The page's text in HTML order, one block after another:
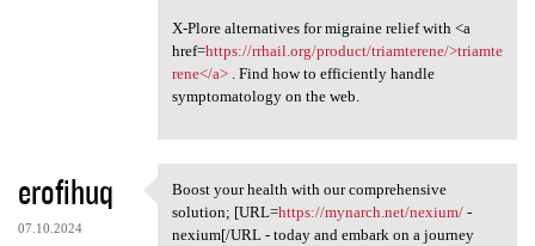
X-Plore alternatives for migraine relief with <a
href=https://rrhail.org/product/triamterene/>triamte
rene</a>. Find how to efficiently handle
symptomatology on the web.
erofihuq
07.10.2024
Boost your health with our
Boost your health with our comprehensive
solution; [URL=https://mynarch.net/nexium/-
nexium[/URL - today and embark on a journey